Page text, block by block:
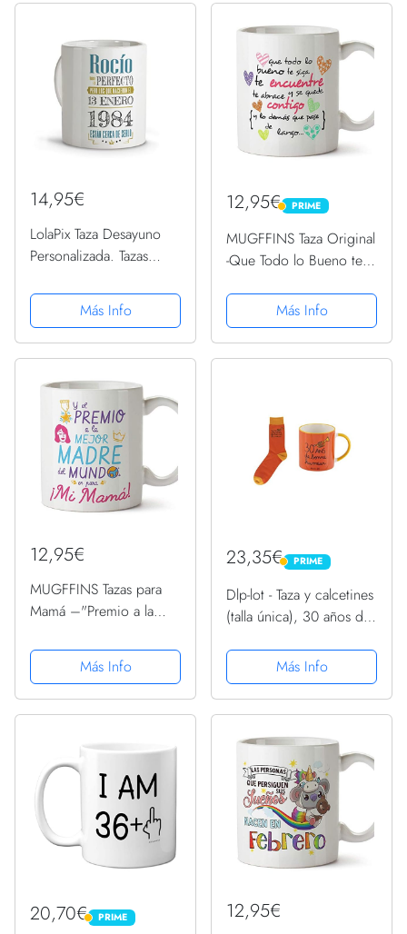
14,95€
LolaPix Taza Desayuno
Personalizada. Tazas
Desayuno Originales.
Varios diseños.
CUMPLEAÑOS
Más Info
12,95€ PRIME
PRIME
MUGFFINS Taza Original
-Que Todo lo Bueno te
abrace - 350 ml - Tazas
con Frases
motivacionales
Más Info
12,95€
MUGFFINS Tazas para
Mamá –"Premio a la
3) – Regalos para el día
de la Madre/Desayunos
originales
Más Info
23,35€ PRIME
PRIME
Dlp-lot - Taza y calcetines
(talla única), 30 años de
naranja
Más Info
20,70€ PRIME
PRIME 12,95€